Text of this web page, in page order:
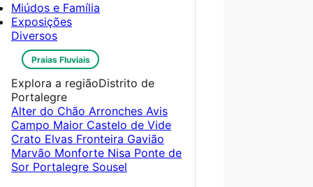
Miúdos e Família
Exposições
Diversos
Praias Fluviais
Explora a regiãoDistrito de
Portalegre
Alter do Chão Arronches Avis
Campo Maior Castelo de Vide
Crato Elvas Fronteira Gavião
Marvão Monforte Nisa Ponte de
Sor Portalegre Sousel